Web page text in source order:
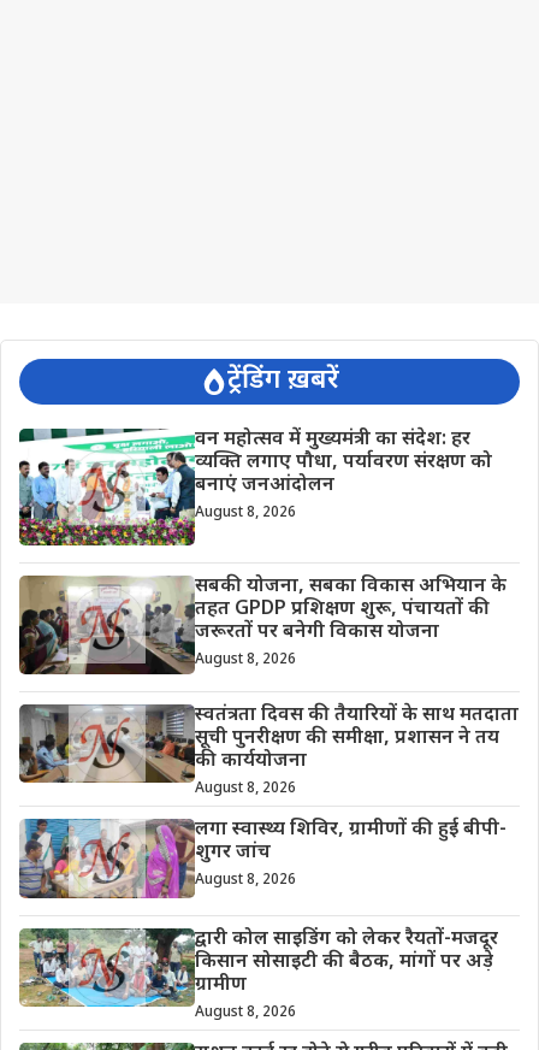
ट्रेंडिंग ख़बरें
वन महोत्सव में मुख्यमंत्री का संदेश: हर
व्यक्ति लगाए पौधा, पर्यावरण संरक्षण को
बनाएं जनआंदोलन
August 8, 2026
सबकी योजना, सबका विकास अभियान के
तहत GPDP प्रशिक्षण शुरू, पंचायतों की
जरूरतों पर बनेगी विकास योजना
August 8, 2026
स्वतंत्रता दिवस की तैयारियों के साथ मतदाता
सूची पुनरीक्षण की समीक्षा, प्रशासन ने तय
की कार्ययोजना
August 8, 2026
लगा स्वास्थ्य शिविर, ग्रामीणों की हुई बीपी-
शुगर जांच
August 8, 2026
द्वारी कोल साइडिंग को लेकर रैयतों-मजदूर
किसान सोसाइटी की बैठक, मांगों पर अड़े
ग्रामीण
August 8, 2026